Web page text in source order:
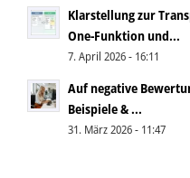
Klarstellung zur
One-Funktion und...
7. April 2026 - 16:11
Auf negative
Beispiele & ...
31. März 2026 - 11:47